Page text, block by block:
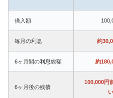
借入額
毎月の利息 約
6ヶ月間の利息総額 約
6ヶ月後の残債
100,000円